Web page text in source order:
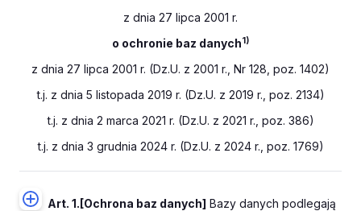
z dnia 27 lipca 2001 r.
o ochronie baz danych1)
z dnia 27 lipca 2001 r. (Dz.U. z 2001 r., Nr 128, poz. 1402)
t.j. z dnia 5 listopada 2019 r. (Dz.U. z 2019 r., poz. 2134)
t.j. z dnia 2 marca 2021 r. (Dz.U. z 2021 r., poz. 386)
t.j. z dnia 3 grudnia 2024 r. (Dz.U. z 2024 r., poz. 1769)
Art. 1. [Ochrona baz danych] Bazy danych podlegają